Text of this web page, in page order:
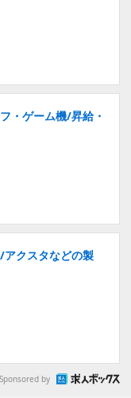
・ゲーム機/昇給・
クスタなどの製
Sponsored by